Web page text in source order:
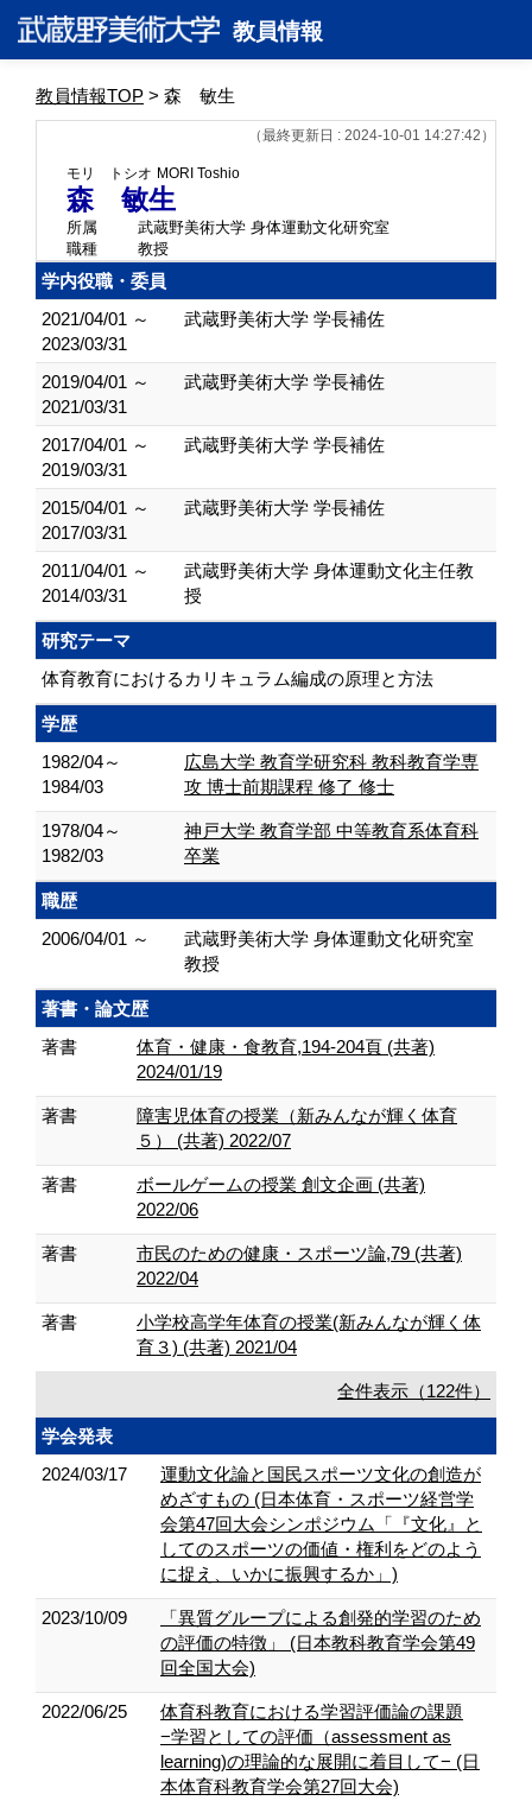
教員情報
教員情報TOP > 森 敏生
（最終更新日 : 2024-10-01 14:27:42）
モリ トシオ MORI Toshio
森 敏生
所属
武蔵野美術大学 身体運動文化研究室
職種
教授
学内役職・委員
2021/04/01 ～
2023/03/31
武蔵野美術大学 学長補佐
2019/04/01 ～
2021/03/31
武蔵野美術大学 学長補佐
2017/04/01 ～
2019/03/31
武蔵野美術大学 学長補佐
2015/04/01 ～
2017/03/31
武蔵野美術大学 学長補佐
2011/04/01 ～
2014/03/31
武蔵野美術大学 身体運動文化主任教
授
研究テーマ
体育教育におけるカリキュラム編成の原理と方法
学歴
1982/04～
1984/03
広島大学 教育学研究科 教科教育学専
攻 博士前期課程 修了 修士
1978/04～
1982/03
神戸大学 教育学部 中等教育系体育科
卒業
職歴
2006/04/01 ～
武蔵野美術大学 身体運動文化研究室
教授
著書・論文歴
著書
体育・健康・食教育,194-204頁 (共著)
2024/01/19
著書
障害児体育の授業（新みんなが輝く体育
５） (共著) 2022/07
著書
ボールゲームの授業 創文企画 (共著)
2022/06
著書
市民のための健康・スポーツ論,79 (共著)
2022/04
著書
小学校高学年体育の授業(新みんなが輝く体
育３) (共著) 2021/04
全件表示（122件）
学会発表
2024/03/17
運動文化論と国民スポーツ文化の創造が
めざすもの (日本体育・スポーツ経営学
会第47回大会シンポジウム「『文化』と
してのスポーツの価値・権利をどのよう
に捉え、いかに振興するか」)
2023/10/09
「異質グループによる創発的学習のため
の評価の特徴」 (日本教科教育学会第49
回全国大会)
2022/06/25
体育科教育における学習評価論の課題
−学習としての評価（assessment as
learning)の理論的な展開に着目して− (日
本体育科教育学会第27回大会)